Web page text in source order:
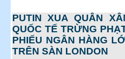
PUTIN XUA QUÂN
QUỐC TẾ TRỪNG
PHIẾU NGÂN HÀNG
TRÊN SÀN LONDON